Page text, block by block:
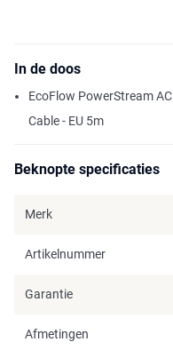
In de doos
EcoFlow PowerStream AC
Cable - EU 5m
Beknopte specificaties
Merk
Artikelnummer
Garantie
Afmetingen